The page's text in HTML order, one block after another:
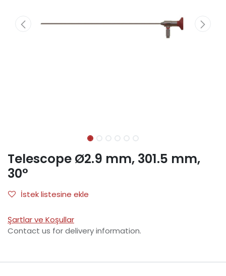
Telescope Ø2.9 mm, 301.5 mm,
30°
İstek listesine ekle
Şartlar ve Koşullar
Contact us for delivery information.